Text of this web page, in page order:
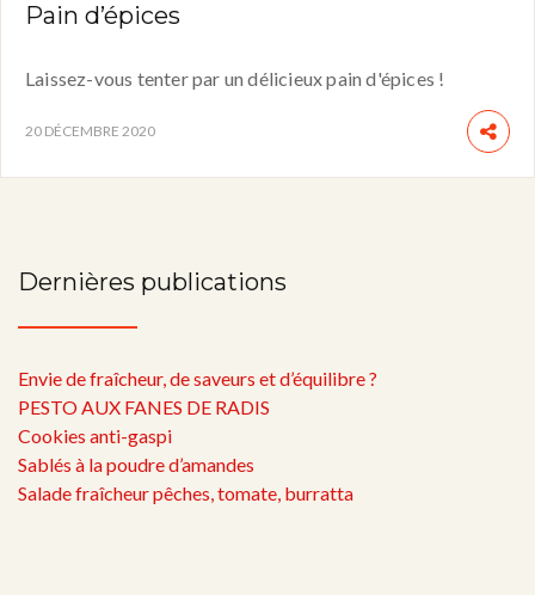
Pain d’épices
Laissez-vous tenter par un délicieux pain d'épices !
20 DÉCEMBRE 2020
Dernières publications
Envie de fraîcheur, de saveurs et d’équilibre ?
PESTO AUX FANES DE RADIS
Cookies anti-gaspi
Sablés à la poudre d’amandes
Salade fraîcheur pêches, tomate, burratta